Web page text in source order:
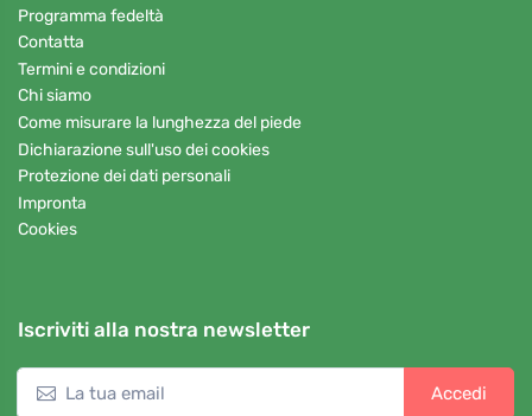
Programma fedeltà
Contatta
Termini e condizioni
Chi siamo
Come misurare la lunghezza del piede
Dichiarazione sull'uso dei cookies
Protezione dei dati personali
Impronta
Cookies
Iscriviti alla nostra newsletter
Accedi